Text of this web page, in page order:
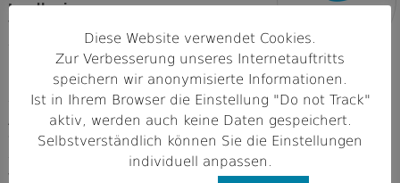
Landkreis
Würzburg
Unterfranken
Adresse
97250 Erlabrunn
Webseite
Diese Website verwendet Cookies.
Zur Verbesserung unseres Internetauftritts
speichern wir anonymisierte Informationen.
Ist in Ihrem Browser die Einstellung "Do not Track"
aktiv, werden auch keine Daten gespeichert.
Selbstverständlich können Sie die Einstellungen
individuell anpassen.